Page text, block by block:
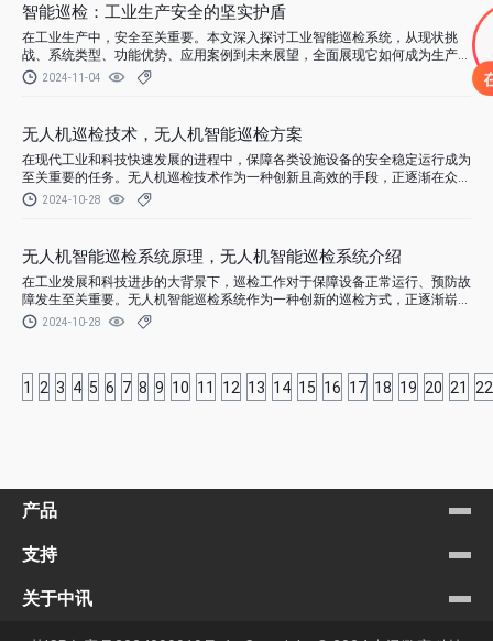
智能巡检：工业生产安全的坚实护盾
在工业生产中，安全至关重要。本文深入探讨工业智能巡检系统，从现状挑
战、系统类型、功能优势、应用案例到未来展望，全面展现它如何成为生产安
全的坚实护盾，助力企业保障生产安全、提升效率。
2024-11-04
无人机巡检技术，无人机智能巡检方案
在现代工业和科技快速发展的进程中，保障各类设施设备的安全稳定运行成为
至关重要的任务。无人机巡检技术作为一种创新且高效的手段，正逐渐在众多
领域发挥关键作用。
2024-10-28
无人机智能巡检系统原理，无人机智能巡检系统介绍
在工业发展和科技进步的大背景下，巡检工作对于保障设备正常运行、预防故
障发生至关重要。无人机智能巡检系统作为一种创新的巡检方式，正逐渐崭露
头角。2024-10-28
1 2 3 4 5 6 7 8 9 10 11 12 13 14 15 16 17 18 19 20 21 22
产品
支持
关于中讯